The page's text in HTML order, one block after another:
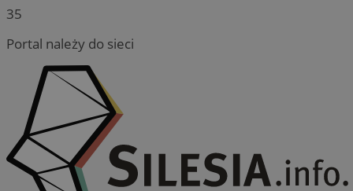
35
Portal należy do sieci